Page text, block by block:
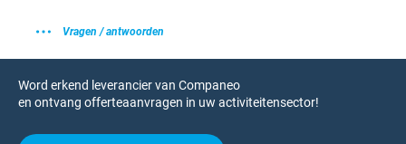
Vragen / antwoorden
Word erkend leverancier van Companeo
en ontvang offerteaanvragen in uw activiteitensector!